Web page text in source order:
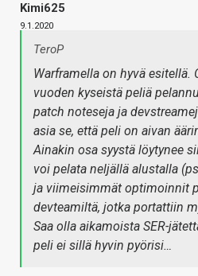
Kimi625
9.1.2020
TeroP
Warframella on hyvä esitellä.
vuoden kyseistä peliä
patch noteseja ja
asia se, että peli on aivan
Ainakin osa syystä löytynee
voi pelata neljällä alustalla
ja viimeisimmät optimoinnit
devteamiltä, jotka portattiin
Saa olla aikamoista SER-
peli ei sillä hyvin pyörisi…